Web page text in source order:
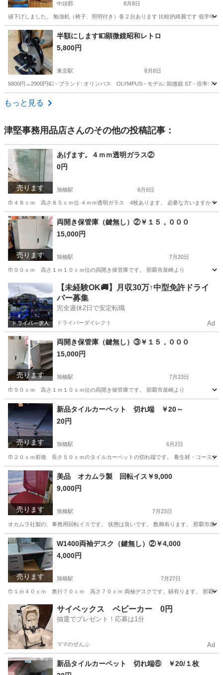
中頭郡 8月8日
値下げしました。 勉強机（椅子、照明付き）各２台あります 比較的綺麗です 低学年
沖縄 中頭郡 その他 木材
半額にします💴顕微鏡昭和レトロ
5,800円
東京駅 8月8日
5800円→2900円💴 - ブランド: オリンパス OLYMPUS - モデル: 顕微鏡 ST - 倍率:
沖縄 宜野湾市
もっと見る
津堅事務用品店さんのその他の投稿記事：
売ります
あげます。４ｍｍ透明ガラス②
0円
旭橋駅 6月6日
巾４８ｃｍ 高さ８５ｃｍ位 ４ｍｍ透明ガラス 4枚あります。 必要な方いますか？
沖縄 那覇市 旭橋駅 その他
売ります
両開き保管庫（鍵無し）②￥１５，０００
15,000円
旭橋駅 7月20日
巾９０ｃｍ 高さ１ｍ１０ｃｍ位の両開き保管庫です。 那覇市泉崎より
那覇市 旭橋駅 オフィス用家具 保管庫
【未経験OK🚚】月収30万↑中型免許ドライ
バー募集
完全週休2日で安定転職
ドライバーダイレクト Ad
売ります
両開き保管庫（鍵無し）③￥１５，０００
15,000円
旭橋駅 7月23日
巾９０ｃｍ 高さ１ｍ１０ｃｍ位の両開き保管庫です。 那覇市泉崎より
沖縄 那覇市 旭橋駅 オフィス用家具 保管庫
売ります
新品タイルカーペット 切れ端 ￥20～
20円
旭橋駅 6月2日
巾２０ｃｍ前後 長さ５０ｃｍのタイルカーペットの切れ端です。 養生材・コースタ
沖縄 那覇市 旭橋駅 カーペット/マット/ラグ
売ります
美品 オカムラ製 回転イス￥9,000
9,000円
旭橋駅 7月23日
オカムラ社製の、事務用回転イスです。 状態は良いです。 数脚有ります。 那覇市泉崎
沖縄 那覇市 オフィス用家具 オカムラ
売ります
W1400両袖デスク（鍵無し）②￥4,000
4,000円
旭橋駅 7月27日
巾１ｍ４０ｃｍ 奥行７０ｃｍ 高さ７０ｃｍ 両袖デスクです。錆有ります。 那覇市
沖縄 那覇市 旭橋駅 オフィス用家具
サイベックス ベビーカー 0円
抽選でプレゼント！応募は1分
ママのぜんぶ Ad
新品タイルカーペット 切れ端⑥ ￥20/１枚